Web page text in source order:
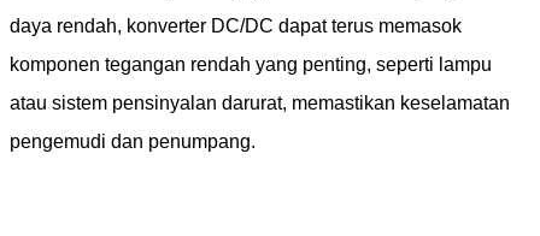
daya rendah, konverter DC/DC dapat terus memasok
komponen tegangan rendah yang penting, seperti lampu
atau sistem pensinyalan darurat, memastikan keselamatan
pengemudi dan penumpang.